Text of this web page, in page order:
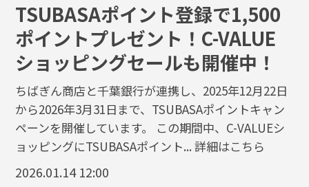
TSUBASAポイント登録で1,500
ポイントプレゼント！C-VALUE
ショッピングセールも開催中！
ちばぎん商店と千葉銀行が連携し、2025年12月22日
から2026年3月31日まで、TSUBASAポイントキャン
ペーンを開催しています。 この期間中、C-VALUEシ
ョッピングにTSUBASAポイント...詳細はこちら
2026.01.14 12:00